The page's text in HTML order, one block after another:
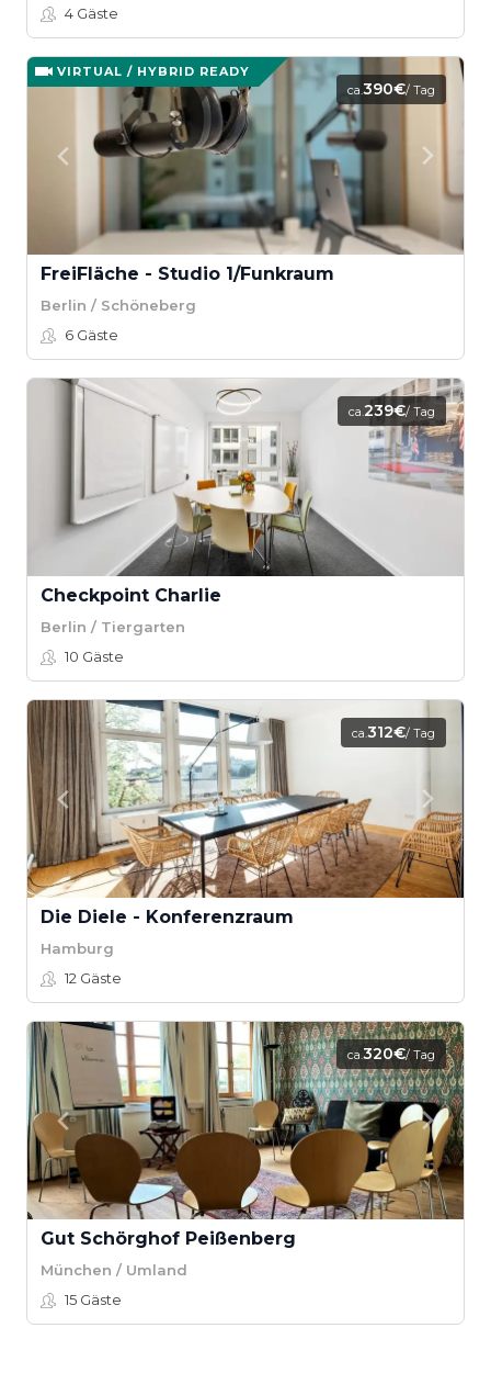
4 Gäste
VIRTUAL / HYBRID READY
ca.390€/ Tag
FreiFläche - Studio 1/Funkraum
Berlin / Schöneberg
6 Gäste
ca.239€/ Tag
Checkpoint Charlie
Berlin / Tiergarten
10 Gäste
ca.312€/ Tag
Die Diele - Konferenzraum
Hamburg
12 Gäste
ca.320€/ Tag
Gut Schörghof Peißenberg
München / Umland
15 Gäste